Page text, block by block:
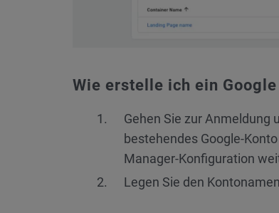
Wie erstelle ich ein
Gehen Sie zur Anmeldung
bestehendes Google-
Manager-Konfiguration
Legen Sie den